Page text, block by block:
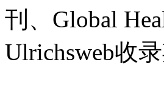
刊、Global
Ulrichsweb收